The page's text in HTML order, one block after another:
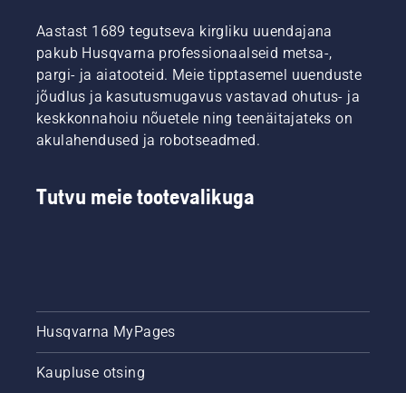
Aastast 1689 tegutseva kirgliku uuendajana
pakub Husqvarna professionaalseid metsa-,
pargi- ja aiatooteid. Meie tipptasemel uuenduste
jõudlus ja kasutusmugavus vastavad ohutus- ja
keskkonnahoiu nõuetele ning teenäitajateks on
akulahendused ja robotseadmed.
Tutvu meie tootevalikuga
Husqvarna MyPages
Kaupluse otsing